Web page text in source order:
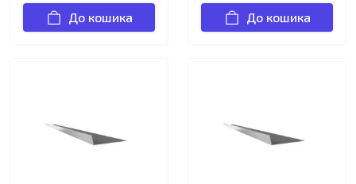
До кошика До кошика